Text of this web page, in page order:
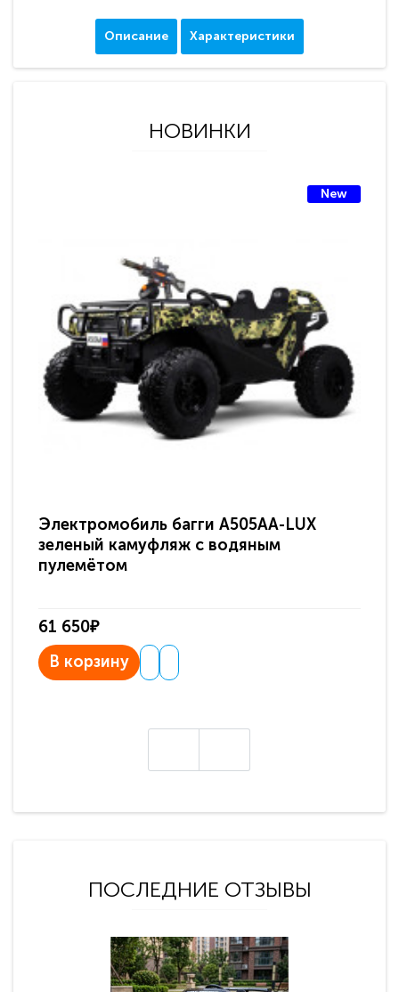
Описание Характеристики
НОВИНКИ
New
Электромобиль багги A505AA-LUX
зеленый камуфляж с водяным
пулемётом
61 650₽
В корзину
ПОСЛЕДНИЕ ОТЗЫВЫ